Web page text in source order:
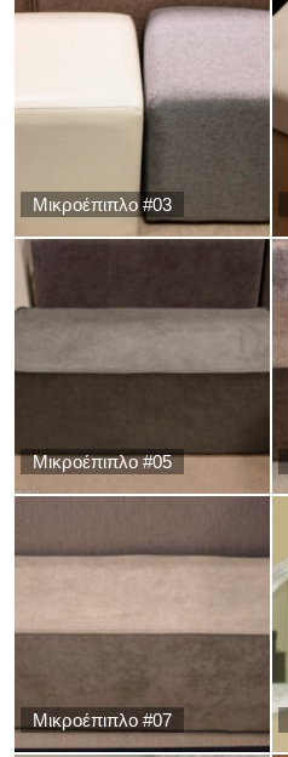
Μικροέπιπλο #03
Μικροέπιπλο #05
Μικροέπιπλο #07